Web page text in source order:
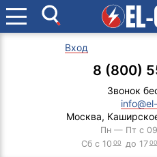
Вход
8 (800)
Звонок
Москва,
Пн — Пт с 09
Сб с 10 00 до 17 00